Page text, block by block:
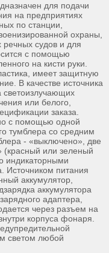
для подачи
на предприятиях
по станции,
охраны,
судов и для
с помощью
на кисти руки.
имеет защитную
В качестве источника
или белого,
заказа.
с помощью одной
тумблера со средним
- «выключено», две
(красный или зеленый
индикаторными
Источником питания
аккумулятор,
аккумулятора
адаптера,
через разъем на
корпуса фонаря.
светом любой